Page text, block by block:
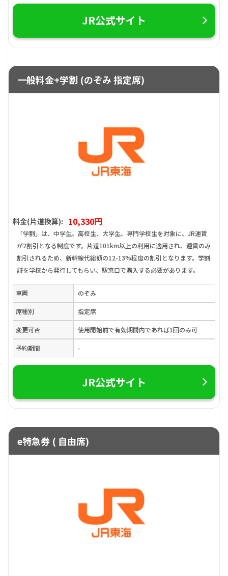
JR公式サイト
一般料金+学割 (のぞみ 指定席)
料金(片道換算): 10,330円
「学割」は、中学生、高校生、大学生、専門学校生を対象に、JR運賃
が2割引となる制度です。片道101km以上の利用に適用され、運賃のみ
割引されるため、新幹線代総額の12-13%程度の割引となります。学割
証を学校から発行してもらい、駅窓口で購入する必要があります。
車両 のぞみ
席種別 指定席
変更可否 使用開始前で有効期間内であれば1回のみ可
予約期間 -
JR公式サイト
e特急券 ( 自由席)